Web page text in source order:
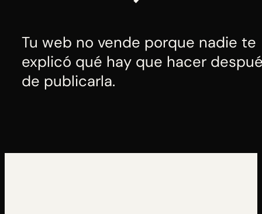
Tu web no vende porque nadie te
explicó qué hay que hacer
de publicarla.